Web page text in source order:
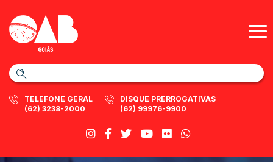
TELEFONE GERAL
(62) 3238-2000
DISQUE PRERROGATIVAS
(62) 99976-9900